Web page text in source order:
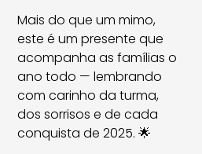
Mais do que um mimo,
este é um presente que
acompanha as famílias o
ano todo — lembrando
com carinho da turma,
dos sorrisos e de cada
conquista de 2025. 🌟